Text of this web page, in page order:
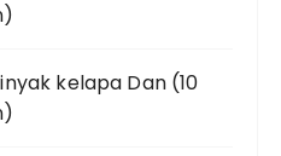
kelapa Dan (10